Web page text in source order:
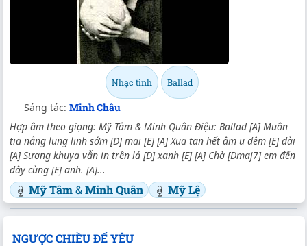
Nhạc tình Ballad
Sáng tác: Minh Châu
Hợp âm theo giọng: Mỹ Tâm & Minh Quân Điệu: Ballad [A] Muôn
tia nắng lung linh sớm [D] mai [E] [A] Xua tan hết âm u đêm [E] dài
[A] Sương khuya vẫn in trên lá [D] xanh [E] [A] Chờ [Dmaj7] em đến
đây cùng [E] anh. [A]...
Mỹ Tâm&Minh Quân Mỹ Lệ
NGƯỢC CHIỀU ĐỂ YÊU